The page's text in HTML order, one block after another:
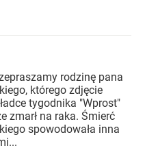
rodzinę pana
którego zdjęcie
tygodnika "Wprost"
zmarł na raka. Śmierć
spowodowała inna